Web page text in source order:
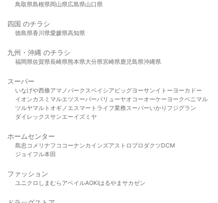
鳥取県島根県岡山県広島県山口県
四国 のチラシ
徳島県香川県愛媛県高知県
九州・沖縄 のチラシ
福岡県佐賀県長崎県熊本県大分県宮崎県鹿児島県沖縄県
スーパー
いなげや西條アマノパークスベイシア ビッグヨーサンイトーヨーカドー
イオンカスミ マルエツスーパーバリューヤオコーオーケー ヨークベニマル
ツルヤマルト オギノ エスマート ライフ業務スーパーいかり フジグラン
ダイレックスサンエーイズミヤ
ホームセンター
島忠 コメリ ナフコ コーナンカインズアストロプロダクツDCM
ジョイフル本田
ファッション
ユニクロ しまむら アベイルAOKIはるやま サカゼン